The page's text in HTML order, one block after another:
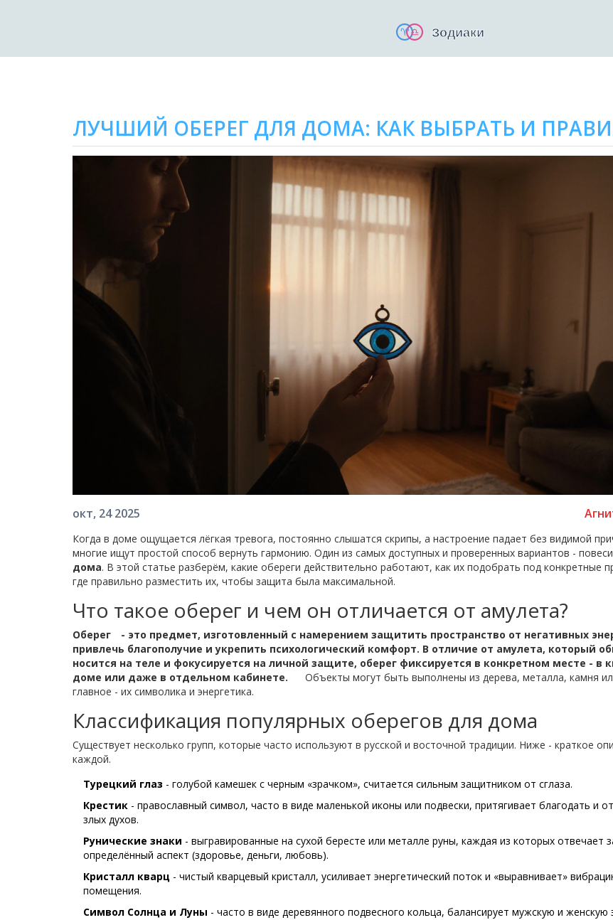
ЛУЧШИЙ ОБЕРЕГ ДЛЯ ДОМА: КАК ВЫБРАТЬ И
окт, 24 2025
Когда в доме ощущается лёгкая тревога, постоянно слышатся скрипы, а настроение падает без видимой
многие ищут простой способ вернуть гармонию. Один из самых доступных и проверенных вариантов -
дома. В этой статье разберём, какие обереги действительно работают, как их подобрать под конкретные
где правильно разместить их, чтобы защита была максимальной.
Что такое оберег и чем он отличается от амулета?
Оберег
- это предмет, изготовленный с намерением защитить пространство от негативных
привлечь благополучие и укрепить психологический комфорт. В отличие от амулета, который
носится на теле и фокусируется на личной защите, оберег фиксируется в конкретном месте - в
доме или даже в отдельном кабинете.
Объекты могут быть выполнены из дерева, металла, камня
главное - их символика и энергетика.
Классификация популярных оберегов для дома
Существует несколько групп, которые часто используют в русской и восточной традиции. Ниже - краткое
каждой.
Турецкий глаз - голубой камешек с черным «зрачком», считается сильным защитником от сглаза.
Крестик - православный символ, часто в виде маленькой иконы или подвески, притягивает благодать и
злых духов.
Рунические знаки - выгравированные на сухой бересте или металле руны, каждая из которых отвечает
определённый аспект (здоровье, деньги, любовь).
Кристалл кварц - чистый кварцевый кристалл, усиливает энергетический поток и «выравнивает»
помещения.
Символ Солнца и Луны - часто в виде деревянного подвесного кольца, балансирует мужскую и женскую